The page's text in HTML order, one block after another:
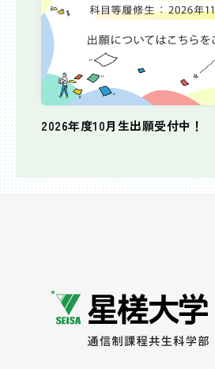
2026年度10月生出願受付中！
個別相談会